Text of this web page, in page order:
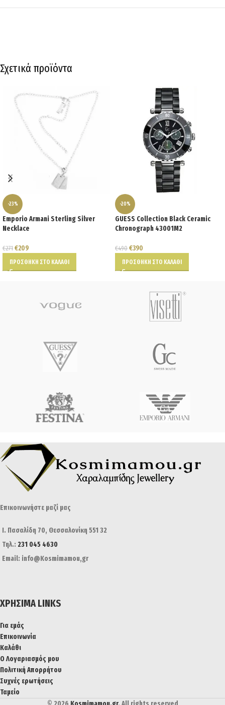
Σχετικά προϊόντα
-23%
Emporio Armani Sterling Silver
Necklace
€271 €209
ΠΡΟΣΘΉΚΗ ΣΤΟ ΚΑΛΆΘΙ
-20%
GUESS Collection Black Ceramic
Chronograph 43001M2
€490 €390
ΠΡΟΣΘΉΚΗ ΣΤΟ ΚΑΛΆΘΙ
Επικοινωνήστε μαζί μας
Ι. Πασαλίδη 70, Θεσσαλονίκη 551 32
Τηλ.: 231 045 4630
Email: info@Kosmimamou,gr
ΧΡΉΣΙΜΑ LINKS
Για εμάς
Επικοινωνία
Καλάθι
Ο Λογαριασμός μου
Πολιτική Απορρήτου
Συχνές ερωτήσεις
Ταμείο